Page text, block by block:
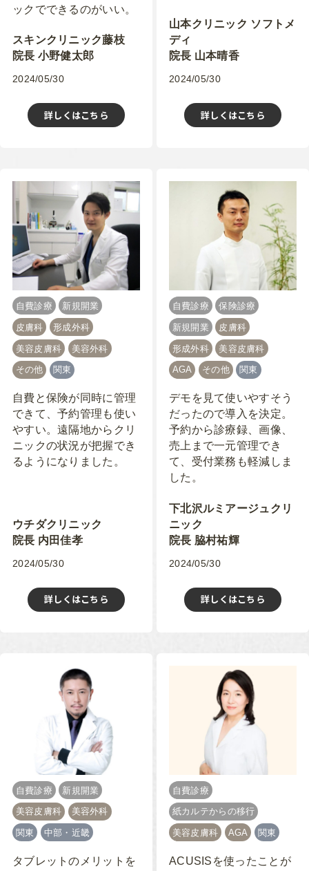
スキンクリニック藤枝
院長 小野健太郎
ックでできるのがいい。
2024/05/30
詳しくはこちら
山本クリニック ソフトメ
ディ
院長 山本晴香
2024/05/30
詳しくはこちら
自費診療 新規開業
皮膚科 形成外科
美容皮膚科 美容外科
その他 関東
ウチダクリニック
院長 内田佳孝
自費と保険が同時に管理
できて、予約管理も使い
やすい。遠隔地からクリ
ニックの状況が把握でき
るようになりました。
2024/05/30
詳しくはこちら
自費診療 保険診療
新規開業 皮膚科
形成外科 美容皮膚科
AGA その他 関東
下北沢ルミアージュクリ
ニック
院長 脇村祐輝
デモを見て使いやすそう
だったので導入を決定。
予約から診療録、画像、
売上まで一元管理でき
て、受付業務も軽減しま
した。
2024/05/30
詳しくはこちら
自費診療 新規開業
美容皮膚科 美容外科
関東 中部・近畿
タブレットのメリットを
自費診療
紙カルテからの移行
美容皮膚科 AGA 関東
ACUSISを使ったことが